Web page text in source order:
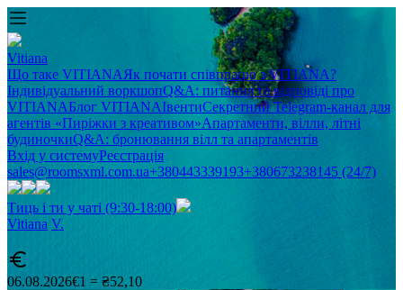
Vitiana
Що таке VITIANAЯк почати співпрацю з VITIANA?
Індивідуальний воркшопQ&A: питання та відповіді про
VITIANAБлог VITIANAІвентиСекретний Telegram-канал для
агентів «Пиріжки з креативом»Апартаменти, вілли, літні
будиночкиQ&A: бронювання вілл та апартаментів
Вхід у системуРеєстрація
sales@roomsxml.com.ua+380443339193+380673238145 (24/7)
Тиць і ти у чаті (9:30-18:00)
Vitiana V.
06.08.2026€1 = ₴52,10